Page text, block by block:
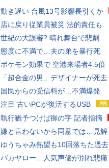
動き遅い 台風13号影響長引くか
店に戻り従業員被災 法的責任も
世紀の大誤審? 晴れ舞台で悲劇
態度に不満で…夫の弟を暴行死
ポケモン効果で 空港来場者4.5倍
「超合金の男」デザイナーが死去
国民からの受信料が…不満爆発
注目 古いPCが復活するUSB
執行猶予つけば御の字 記者指摘
嫌と言わないから同意では…見解
ゆうちゃみ熱望も10回落ちた過去
バカヤロー…人気声優が別れ悲痛